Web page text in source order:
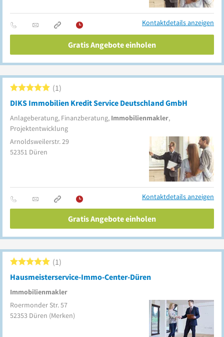
Kontaktdetails anzeigen
Gratis Angebote einholen
DIKS Immobilien Kredit Service Deutschland GmbH
Anlageberatung, Finanzberatung, Immobilienmakler,
Projektentwicklung
1
Arnoldsweilerstr. 29
52351 Düren
Kontaktdetails anzeigen
Gratis Angebote einholen
Hausmeisterservice-Immo-Center-Düren
Immobilienmakler
1
Roermonder Str. 57
52353 Düren (Merken)